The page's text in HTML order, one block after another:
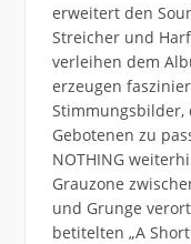
erweitert den
Streicher und
verleihen dem
erzeugen
Stimmungsbilder,
Gebotenen zu
NOTHING
Grauzone
und Grunge
betitelten „A